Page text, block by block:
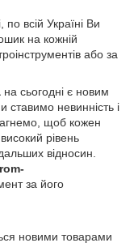
по всій Україні Ви
на кожній
або за
на сьогодні є новим
невинність і
щоб кожен
рівень
відносин.
за його
новими товарами